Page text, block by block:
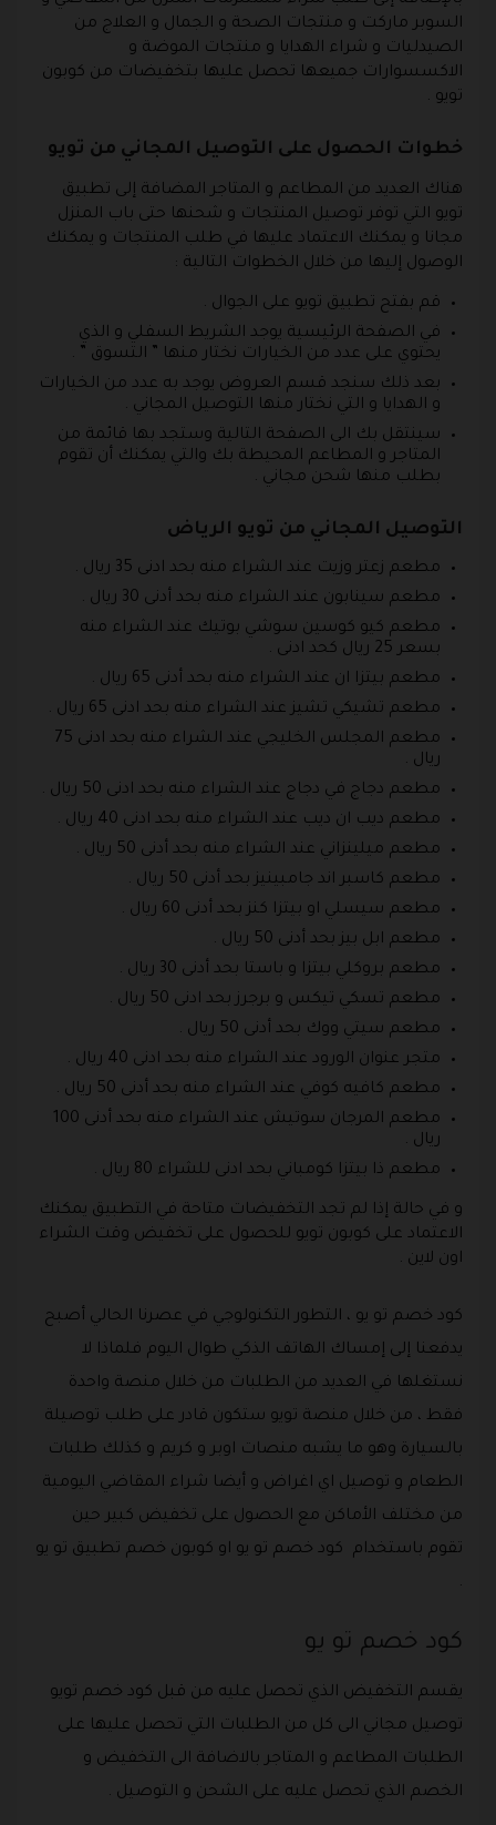
السوبر ماركت و منتجات الصحة و الجمال و العلاج من
الصيدليات و شراء الهدايا و منتجات الموضة و
الاكسسوارات جميعها تحصل عليها بتخفيضات من كوبون
تويو .
خطوات الحصول على التوصيل المجاني من تويو
هناك العديد من المطاعم و المتاجر المضافة إلى تطبيق
تويو التي توفر توصيل المنتجات و شحنها حتى باب المنزل
مجانا و يمكنك الاعتماد عليها في طلب المنتجات و يمكنك
الوصول إليها من خلال الخطوات التالية :
قم بفتح تطبيق تويو على الجوال .
في الصفحة الرئيسية يوجد الشريط السفلي و الذي
يحتوي على عدد من الخيارات نختار منها ” التسوق ” .
بعد ذلك سنجد قسم العروض يوجد به عدد من الخيارات
و الهدايا و التي نختار منها التوصيل المجاني .
سينتقل بك الى الصفحة التالية وستجد بها قائمة من
المتاجر و المطاعم المحيطة بك والتي يمكنك أن تقوم
بطلب منها شحن مجاني .
التوصيل المجاني من تويو الرياض
مطعم زعتر وزيت عند الشراء منه بحد ادنى 35 ريال .
مطعم سينابون عند الشراء منه بحد أدنى 30 ريال .
مطعم كيو كوسين سوشي بوتيك عند الشراء منه
بسعر 25 ريال كحد ادنى .
مطعم بيتزا ان عند الشراء منه بحد أدنى 65 ريال .
مطعم تشيكي تشيز عند الشراء منه بحد ادنى 65 ريال .
مطعم المجلس الخليجي عند الشراء منه بحد ادنى 75
ريال .
مطعم دجاج في دجاج عند الشراء منه بحد ادنى 50 ريال .
مطعم ديب ان ديب عند الشراء منه بحد ادنى 40 ريال .
مطعم ميلينزاني عند الشراء منه بحد أدنى 50 ريال .
مطعم كاسبر اند جامبينيز بحد أدنى 50 ريال .
مطعم سيسلي او بيتزا كنز بحد أدنى 60 ريال .
مطعم ابل بيز بحد أدنى 50 ريال .
مطعم بروكلي بيتزا و باستا بحد أدنى 30 ريال .
مطعم تسكي تيكس و برجرز بحد ادنى 50 ريال .
مطعم سيتي ووك بحد أدنى 50 ريال .
متجر عنوان الورود عند الشراء منه بحد ادنى 40 ريال .
مطعم كافيه كوفي عند الشراء منه بحد أدنى 50 ريال .
مطعم المرجان سوتيش عند الشراء منه بحد أدنى 100
ريال .
مطعم ذا بيتزا كومباني بحد ادنى للشراء 80 ريال .
و في حالة إذا لم تجد التخفيضات متاحة في التطبيق يمكنك
الاعتماد على كوبون تويو للحصول على تخفيض وقت الشراء
اون لاين .
كود خصم تو يو ، التطور التكنولوجي في عصرنا الحالي أصبح
يدفعنا إلى إمساك الهاتف الذكي طوال اليوم فلماذا لا
نستغلها في العديد من الطلبات من خلال منصة واحدة
فقط ، من خلال منصة تويو ستكون قادر على طلب توصيلة
بالسيارة وهو ما يشبه منصات اوبر و كريم و كذلك طلبات
الطعام و توصيل اي اغراض و أيضا شراء المقاضي اليومية
من مختلف الأماكن مع الحصول على تخفيض كبير حين
تقوم باستخدام كود خصم تو يو او كوبون خصم تطبيق تو يو
.
كود خصم تو يو
يقسم التخفيض الذي تحصل عليه من قبل كود خصم تويو
توصيل مجاني الى كل من الطلبات التي تحصل عليها على
الطلبات المطاعم و المتاجر بالاضافة الى التخفيض و
الخصم الذي تحصل عليه على الشحن و التوصيل .